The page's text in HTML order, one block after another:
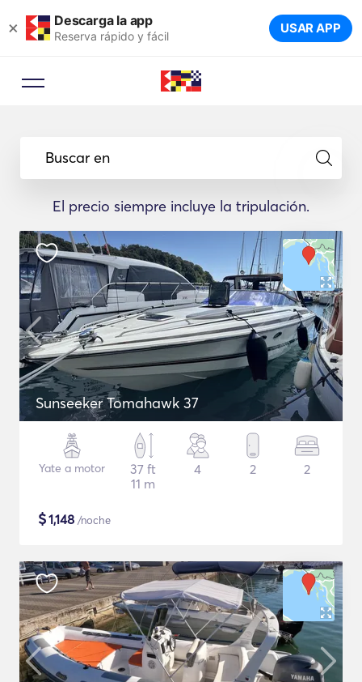
× Descarga la app
Reserva rápido y fácil USAR APP
Buscar en
El precio siempre incluye la tripulación.
Sunseeker Tomahawk 37
Yate a motor
37 ft
11 m
4 2 2
$1,148 /noche